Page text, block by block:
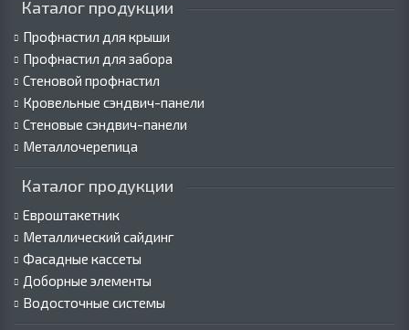
Каталог продукции
Профнастил для крыши
Профнастил для забора
Стеновой профнастил
Кровельные сэндвич-панели
Стеновые сэндвич-панели
Металлочерепица
Каталог продукции
Евроштакетник
Металлический сайдинг
Фасадные кассеты
Доборные элементы
Водосточные системы